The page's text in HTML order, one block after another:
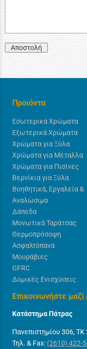
Αποστολή
Προιόντα
Εσωτερικά Χρώματα
Εξωτερικά Χρώματα
Χρώματα για Ξύλα
Χρώματα για Μέταλλα
Χρώματα για Πισίνες
Βερνίκια για Ξύλα
Βοηθητικά, Εργαλεία &
Αναλώσιμα
Δάπεδα
Μονωτικά Ταράτσας
Θερμοπρόσοψη
Ασφαλτόπανα
Μουράβιες
GFRC
Δομικές Ενισχύσεις
Επικοινωνήστε μαζί
Κατάστημα Πάτρας
Πανεπιστημίου 306, ΤΚ
Τηλ. & Fax: (2610) 422-